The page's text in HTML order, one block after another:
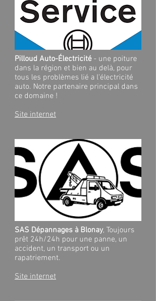
Pilloud Auto-Électricité - une poiture
dans la région et bien au delà, pour
tous les problèmes lié a l'électricité
auto. Notre partenaire principal dans
ce domaine !
Site internet
SAS Dépannages à Blonay, Toujours
prêt 24h/24h pour une panne, un
accident, un transport ou un
rapatriement.
Site internet